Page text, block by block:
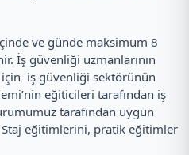
ve günde maksimum 8
İş güvenliği uzmanlarının
için iş güvenliği sektörünün
eğiticileri tarafından iş
tarafından uygun
Staj eğitimlerini, pratik eğitimler